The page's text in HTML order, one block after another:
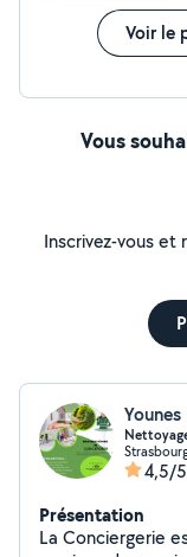
Voir le
Vous
Inscrivez-vous et
4,5/5
Présentation
La Conciergerie